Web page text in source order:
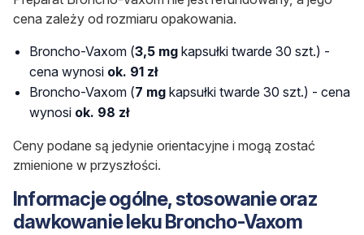
cena zależy od rozmiaru opakowania.
Broncho-Vaxom (3,5 mg kapsułki twarde 30 szt.) -
cena wynosi ok. 91 zł
Broncho-Vaxom (7 mg kapsułki twarde 30 szt.) - cena
wynosi ok. 98 zł
Ceny podane są jedynie orientacyjne i mogą zostać
zmienione w przyszłości.
Informacje ogólne, stosowanie oraz
dawkowanie leku Broncho-Vaxom